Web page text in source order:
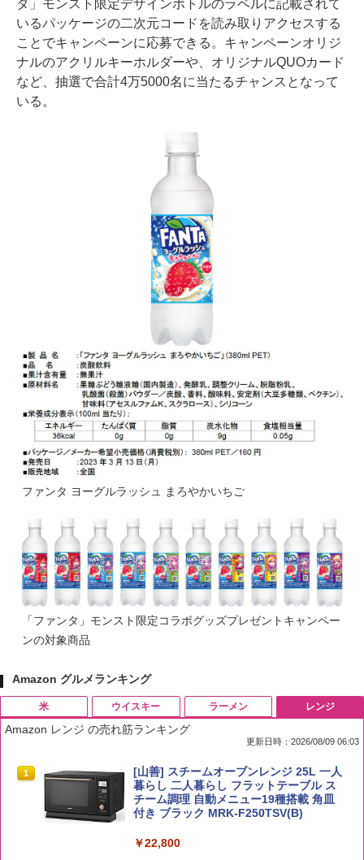
タ」モンスト限定デザインボトルのラベルに記載されて
いるパッケージの二次元コードを読み取りアクセスする
ことでキャンペーンに応募できる。キャンペーンオリジ
ナルのアクリルキーホルダーや、オリジナルQUOカード
など、抽選で合計4万5000名に当たるチャンスとなって
いる。
ファンタ ヨーグルラッシュ まろやかいちご
「ファンタ」モンスト限定コラボグッズプレゼントキャンペー
ンの対象商品
Amazon グルメランキング
米
1 by Amazon 国産ブレンド米 精米 5kg
￥2,650
ウイスキー
1
ブラックニッカ ニッカ Nikka ウィスキ
ー4000ml ブラックニッカクリア ウヰス
キー 【日本 アサヒ ウィスキー】 大容量
お得 4リットル
￥4,358
ラーメン
1
チキンラーメン どんぶり 85g×12個 日清
食品 インスタント カップ麺
￥1,939
レンジ
Amazon レンジ の売れ筋ランキング
更新日時：2026/08/09 06:03
1
[山善] スチームオーブンレンジ 25L 一人
暮らし 二人暮らし フラットテーブル ス
チーム調理 自動メニュー19種搭載 角皿
付き ブラック MRK-F250TSV(B)
￥22,800